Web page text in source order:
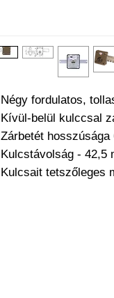
Négy fordulatos,
Kívül-belül kulccsal
Zárbetét hosszúsága
Kulcstávolság - 42,5
Kulcsait tetszőleges